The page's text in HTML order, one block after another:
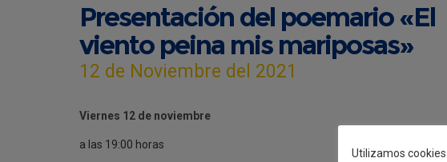
Presentación del poemario «El
viento peina mis mariposas»
12 de Noviembre del 2021
Viernes 12 de noviembre
a las 19:00 horas
Utilizamos